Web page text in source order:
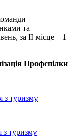
–
та
за ІІ місце – 1
Профспілки